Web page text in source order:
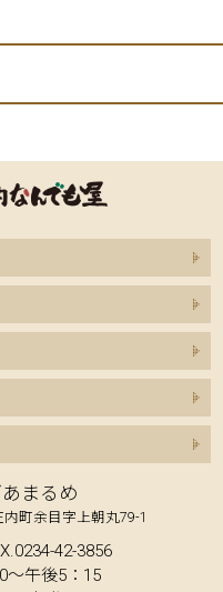
まるめ
町余目字上朝丸79-1
42-3856
～午後5：15